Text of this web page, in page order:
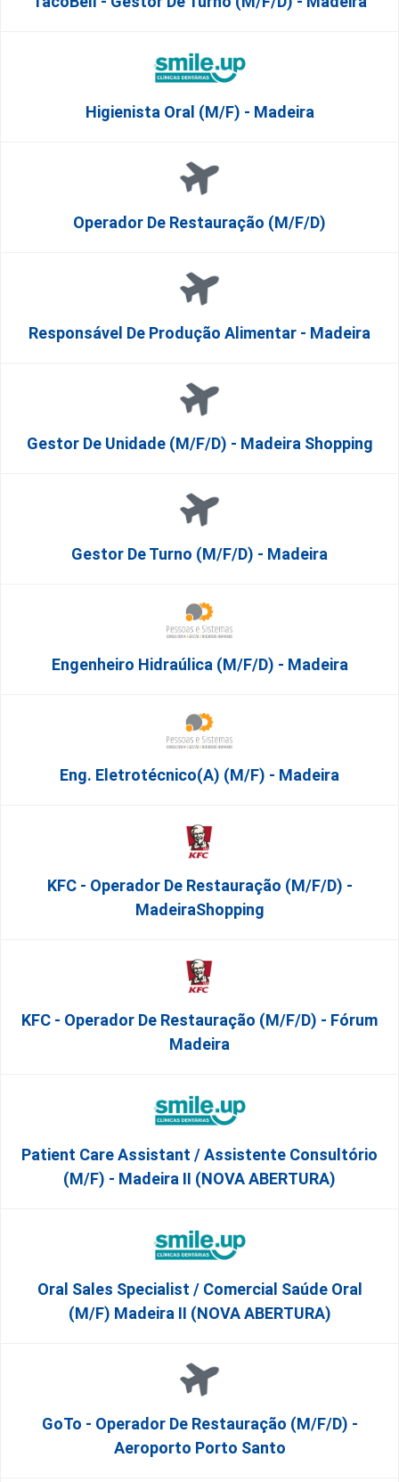
Higienista Oral (M/F) - Madeira
Operador De Restauração (m/f/d)
Responsável De Produção Alimentar - Madeira
Gestor De Unidade (m/f/d) - Madeira Shopping
Gestor De Turno (m/f/d) - Madeira
Engenheiro Hidraúlica (m/f/d) - Madeira
Eng. Eletrotécnico(a) (m/f) - Madeira
KFC - Operador De Restauração (m/f/d) -
MadeiraShopping
KFC - Operador De Restauração (m/f/d) - Fórum
Madeira
Patient Care Assistant / Assistente Consultório
(M/F) - Madeira II (NOVA ABERTURA)
Oral Sales Specialist / Comercial Saúde Oral
(M/F) Madeira II (NOVA ABERTURA)
GoTo - Operador De Restauração (m/f/d) -
Aeroporto Porto Santo